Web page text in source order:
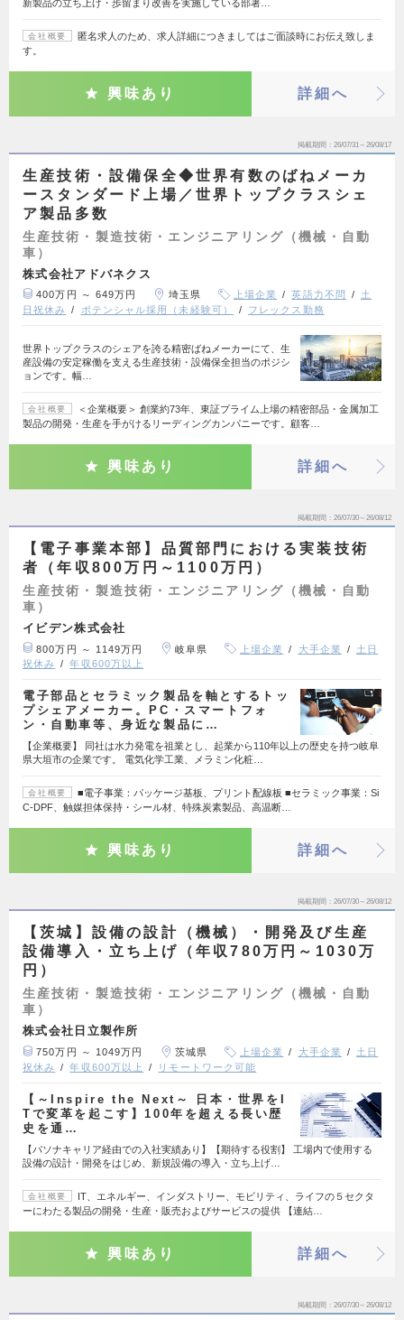
新製品の立ち上げ・歩留まり改善を実施している部署…
会社概要
匿名求人のため、求人詳細につきましてはご面談時にお伝え致しま
す。
興味あり 詳細へ
掲載期間 26/07/31～26/08/17
生産技術・設備保全◆世界有数のばねメーカ
ースタンダード上場／世界トップクラスシェ
ア製品多数
生産技術・製造技術・エンジニアリング（機械・自動
車）
株式会社アドバネクス
400万円 ～ 649万円 埼玉県 上場企業 英語力不問
土
日祝休み
ポテンシャル採用（未経験可） フレックス勤務
世界トップクラスのシェアを誇る精密ばねメーカーにて、生
産設備の安定稼働を支える生産技術・設備保全担当のポジシ
ョンです。幅…
会社概要
＜企業概要＞ 創業約73年、東証プライム上場の精密部品・金属加工
製品の開発・生産を手がけるリーディングカンパニーです。顧客…
興味あり 詳細へ
掲載期間 26/07/30～26/08/12
【電子事業本部】品質部門における実装技術
者（年収800万円～1100万円）
生産技術・製造技術・エンジニアリング（機械・自動
車）
イビデン株式会社
800万円 ～ 1149万円 岐阜県 上場企業 大手企業
土日
祝休み
年収600万以上
電子部品とセラミック製品を軸とするトッ
プシェアメーカー。PC・スマートフォ
ン・自動車等、身近な製品に…
【企業概要】 同社は水力発電を祖業とし、起業から110年以上の歴史を持つ岐阜
県大垣市の企業です。 電気化学工業、メラミン化粧…
会社概要
■電子事業：パッケージ基板、プリント配線板 ■セラミック事業：Si
C-DPF、触媒担体保持・シール材、特殊炭素製品、高温断…
興味あり 詳細へ
掲載期間 26/07/30～26/08/12
【茨城】設備の設計（機械）・開発及び生産
設備導入・立ち上げ（年収780万円～1030万
円）
生産技術・製造技術・エンジニアリング（機械・自動
車）
株式会社日立製作所
750万円 ～ 1049万円 茨城県 上場企業 大手企業
土日
祝休み
年収600万以上 リモートワーク可能
【～Inspire the Next～ 日本・世界をI
Tで変革を起こす】100年を超える長い歴
史を通…
【パソナキャリア経由での入社実績あり】【期待する役割】 工場内で使用する
設備の設計・開発をはじめ、新規設備の導入・立ち上げ…
会社概要
IT、エネルギー、インダストリー、モビリティ、ライフの５セクタ
ーにわたる製品の開発・生産・販売およびサービスの提供 【連結…
興味あり 詳細へ
掲載期間 26/07/30～26/08/12